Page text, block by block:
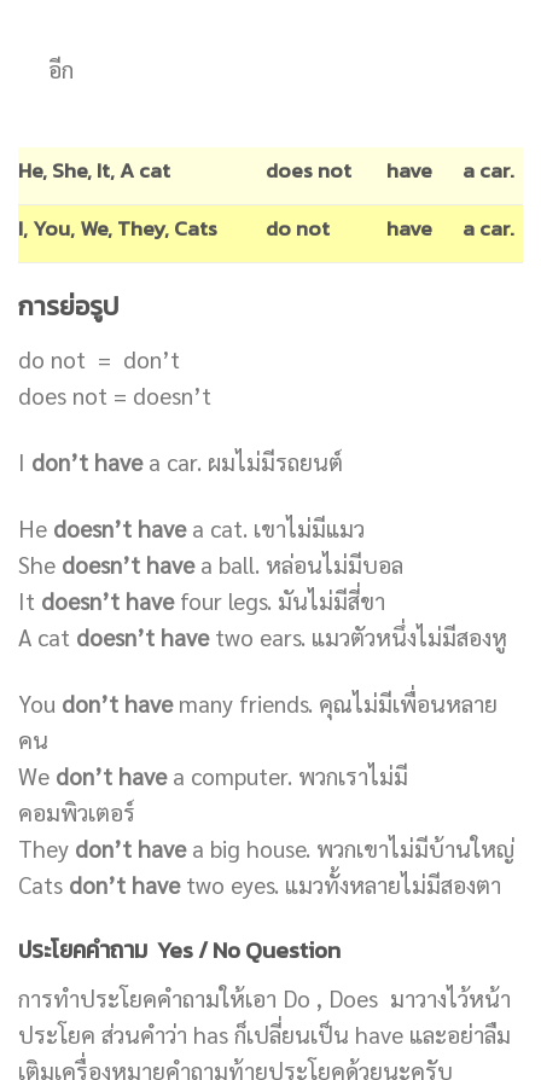
อีก
He, She, It, A cat does not have
a car.
I, You, We, They, Cats
do not have a car.
การย่อรูป
do not = don’t
does not = doesn’t
I don’t have a car. ผมไม่มีรถยนต์
He doesn’t havea cat. เขาไม่มีแมว
She doesn’t havea ball. หล่อนไม่มีบอล
It doesn’t have four legs. มันไม่มีสี่ขา
A cat doesn’t havetwo ears. แมวตัวหนึ่งไม่มีสองหู
You don’t havemany friends. คุณไม่มีเพื่อนหลาย
คน
We don’t havea computer. พวกเราไม่มี
คอมพิวเตอร์
They don’t havea big house. พวกเขาไม่มีบ้านใหญ่
Cats don’t havetwo eyes. แมวทั้งหลายไม่มีสองตา
ประโยคคำถาม Yes / No Question
การทำประโยคคำถามให้เอา Do , Does มาวางไว้หน้า
ประโยค ส่วนคำว่า has ก็เปลี่ยนเป็น have และอย่าลืม
เติมเครื่องหมายคำถามท้ายประโยคด้วยนะครับ